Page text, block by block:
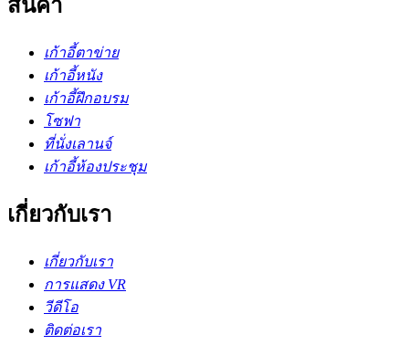
สินค้า
เก้าอี้ตาข่าย
เก้าอี้หนัง
เก้าอี้ฝึกอบรม
โซฟา
ที่นั่งเลานจ์
เก้าอี้ห้องประชุม
เกี่ยวกับเรา
เกี่ยวกับเรา
การแสดง VR
วีดีโอ
ติดต่อเรา